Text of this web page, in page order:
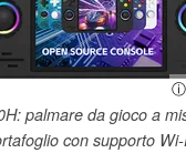
ⓘ
palmare da gioco a
con supporto